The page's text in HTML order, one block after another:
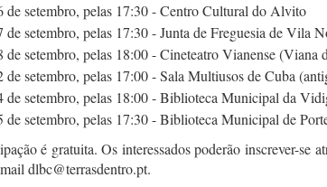
de setembro, pelas 17:30 - Centro Cultural do Alvito
de setembro, pelas 17:30 - Junta de Freguesia de Vila
de setembro, pelas 18:00 - Cineteatro Vianense (Viana
de setembro, pelas 17:00 - Sala Multiusos de Cuba
de setembro, pelas 18:00 - Biblioteca Municipal da
de setembro, pelas 17:30 - Biblioteca Municipal de
é gratuita. Os interessados poderão inscrever-se
dlbc@terrasdentro.pt.